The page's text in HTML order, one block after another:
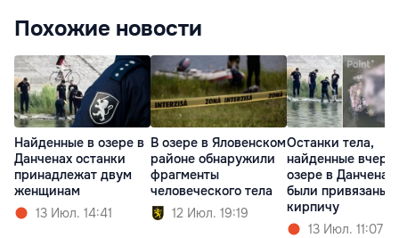
Похожие новости
Найденные в озере в
Данченах останки
принадлежат двум
женщинам
13 Июл. 14:41
В озере в Яловенском
районе обнаружили
фрагменты
человеческого тела
12 Июл. 19:19
Останки тела,
найденные вчера
озере в Данченах,
были привязаны к
кирпичу
13 Июл. 11:07